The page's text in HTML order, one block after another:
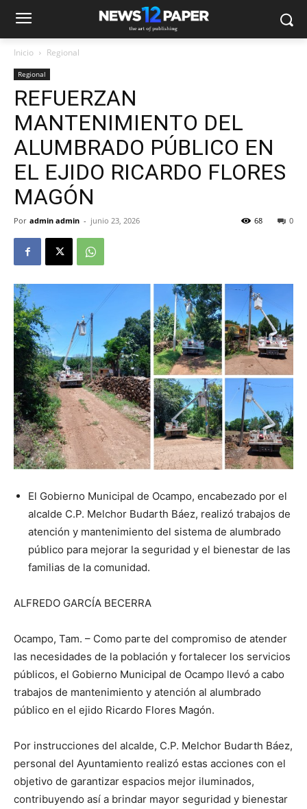
Inicio Regional
Regional
REFUERZAN
MANTENIMIENTO DEL
ALUMBRADO PÚBLICO EN
EL EJIDO RICARDO FLORES
MAGÓN
Por admin admin - junio 23, 2026 0
68
El Gobierno Municipal de Ocampo, encabezado por el
alcalde C.P. Melchor Budarth Báez, realizó trabajos de
atención y mantenimiento del sistema de alumbrado
público para mejorar la seguridad y el bienestar de las
familias de la comunidad.
ALFREDO GARCÍA BECERRA
Ocampo, Tam. – Como parte del compromiso de atender
las necesidades de la población y fortalecer los servicios
públicos, el Gobierno Municipal de Ocampo llevó a cabo
trabajos de mantenimiento y atención al alumbrado
público en el ejido Ricardo Flores Magón.
Por instrucciones del alcalde, C.P. Melchor Budarth Báez,
personal del Ayuntamiento realizó estas acciones con el
objetivo de garantizar espacios mejor iluminados,
contribuyendo así a brindar mayor seguridad y bienestar